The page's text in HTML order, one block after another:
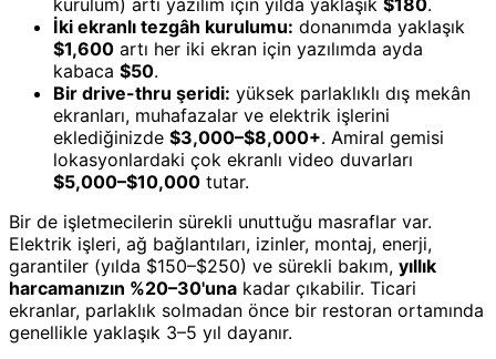
İki ekranlı tezgâh kurulumu: donanımda yaklaşık
$1,600 artı her iki ekran için yazılımda ayda
kabaca $50.
Bir drive-thru şeridi: yüksek parlaklıklı dış mekân
ekranları, muhafazalar ve elektrik işlerini
eklediğinizde $3,000–$8,000+. Amiral gemisi
lokasyonlardaki çok ekranlı video duvarları
$5,000–$10,000 tutar.
Bir de işletmecilerin sürekli unuttuğu masraflar var.
Elektrik işleri, ağ bağlantıları, izinler, montaj, enerji,
garantiler (yılda $150–$250) ve sürekli bakım, yıllık
harcamanızın %20–30'una kadar çıkabilir. Ticari
ekranlar, parlaklık solmadan önce bir restoran ortamında
genellikle yaklaşık 3–5 yıl dayanır.